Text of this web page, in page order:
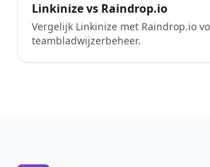
Linkinize vs Raindrop.io
Vergelijk Linkinize met Raindrop.io
teambladwijzerbeheer.